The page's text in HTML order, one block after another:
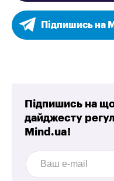
Підпишись на
Підпишись на
дайджесту
Mind.ua!